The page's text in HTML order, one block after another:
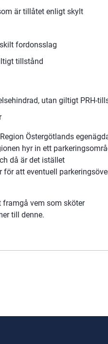
är tillåtet enligt skylt
fordonsslag
tillstånd
utan giltigt PRH-
Östergötlands
hyr in ett
då är det istället
att eventuell
vem som sköter
till denne.